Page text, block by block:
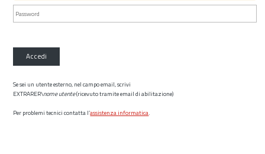
Accedi
Se sei un utente esterno, nel campo email, scrivi
EXTRARER\nome utente(ricevuto tramite email di abilitazione)
Per problemi tecnici contatta l’assistenza informatica.